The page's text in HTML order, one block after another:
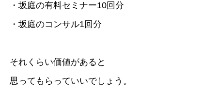
・坂庭の有料セミナー10回分
・坂庭のコンサル1回分
それくらい価値があると
思ってもらっていいでしょう。